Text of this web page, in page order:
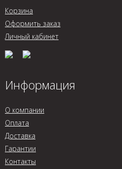
Корзина
Оформить заказ
Личный кабинет
Информация
О компании
Оплата
Доставка
Гарантии
Контакты